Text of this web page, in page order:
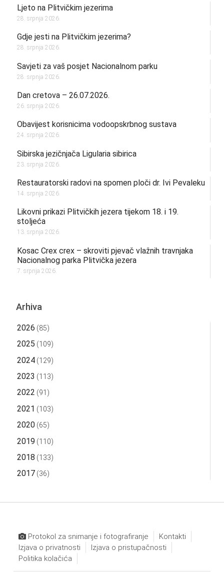
Ljeto na Plitvičkim jezerima
28. srpnja 2026.
Gdje jesti na Plitvičkim jezerima?
28. srpnja 2026.
Savjeti za vaš posjet Nacionalnom parku
28. srpnja 2026.
Dan cretova – 26.07.2026.
26. srpnja 2026.
Obavijest korisnicima vodoopskrbnog sustava
24. srpnja 2026.
Sibirska jezičnjača Ligularia sibirica
23. srpnja 2026.
Restauratorski radovi na spomen ploči dr. Ivi Pevaleku
14. srpnja 2026.
Likovni prikazi Plitvičkih jezera tijekom 18. i 19.
stoljeća
13. srpnja 2026.
Kosac Crex crex – skroviti pjevač vlažnih travnjaka
Nacionalnog parka Plitvička jezera
7. srpnja 2026.
Arhiva
2026 (85)
2025 (109)
2024(129)
2023 (113)
2022 (91)
2021 (103)
2020(65)
2019 (110)
2018 (133)
2017(36)
Protokol za snimanje i fotografiranje
Kontakti
Izjava o privatnosti
Izjava o pristupačnosti
Politika kolačića